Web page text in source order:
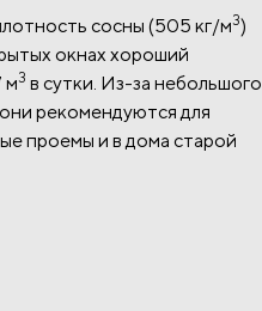
сосны (505 кг/м3)
окнах хороший
м3 в сутки. Из-за небольшого
рекомендуются для
проемы и в дома старой